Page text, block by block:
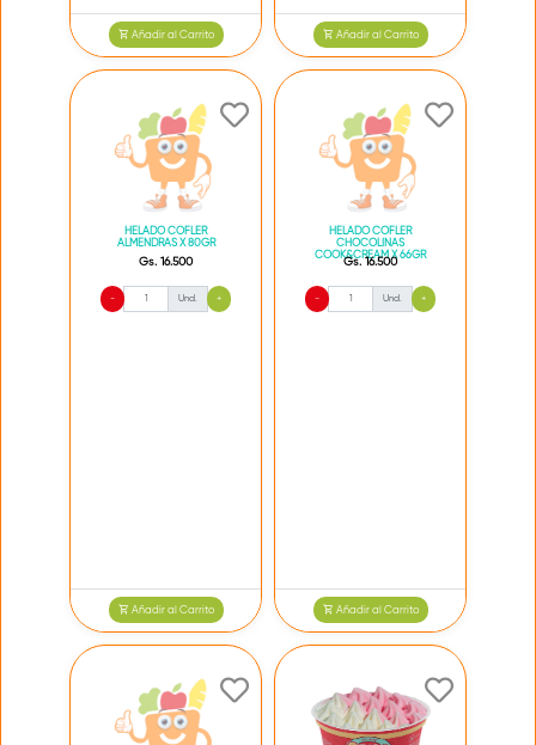
Añadir al Carrito Añadir al Carrito
HELADO COFLER
ALMENDRAS X 80GR
Gs. 16.500
- Und. +
Añadir al Carrito
HELADO COFLER
CHOCOLINAS
COOK&CREAM X 66GR
Gs. 16.500
- Und. +
Añadir al Carrito